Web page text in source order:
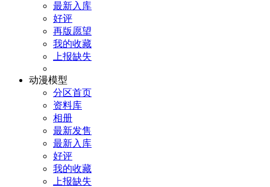
最新入库
好评
再版愿望
我的收藏
上报缺失
动漫模型
分区首页
资料库
相册
最新发售
最新入库
好评
我的收藏
上报缺失